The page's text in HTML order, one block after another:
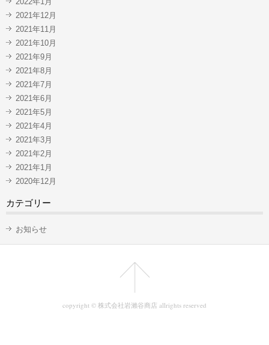
2021年12月
2021年11月
2021年10月
2021年9月
2021年8月
2021年7月
2021年6月
2021年5月
2021年4月
2021年3月
2021年2月
2021年1月
2020年12月
カテゴリー
お知らせ
copyright © 株式会社岩瀨谷商店 allrights reserved